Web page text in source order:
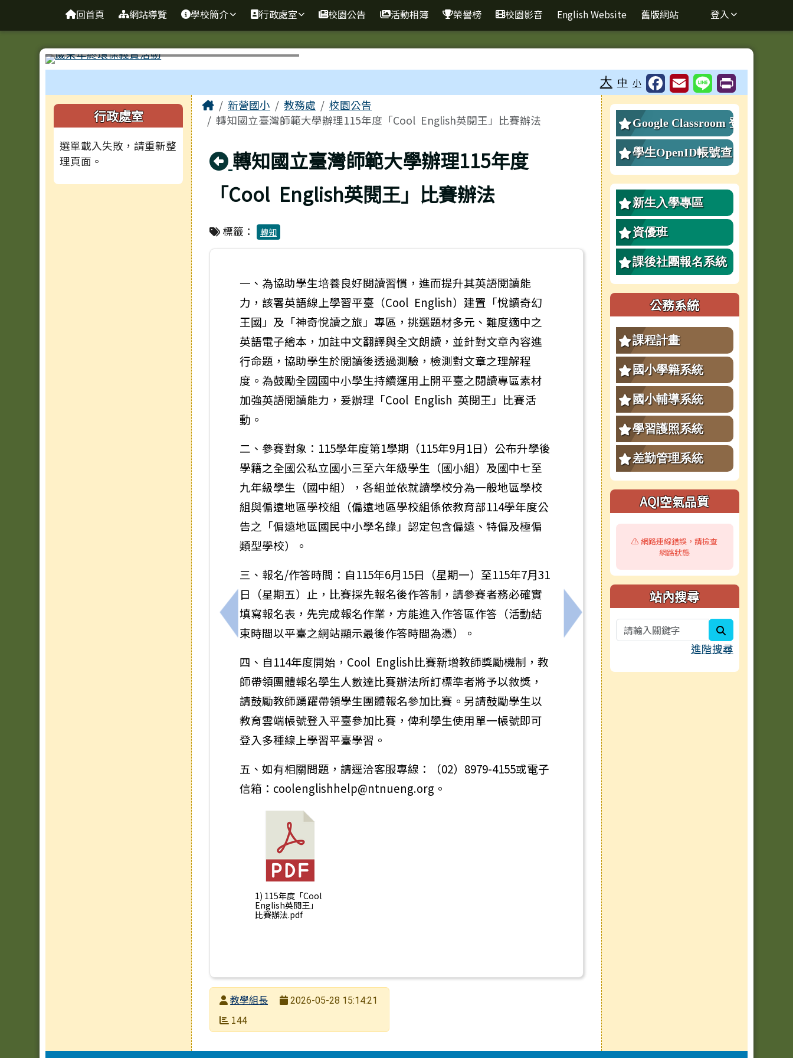
臺南市新營國小
回首頁 網站導覽 學校簡介 行政處室 校園公告 活動相簿 榮譽榜 校園影音 English Website 舊版網站 登入
⏸
大 中 小
左邊區域內容
行政處室
選單載入失敗，請重新整
理頁面。
主內容區域
Home新營國小 教務處
校園公告
轉知國立臺灣師範大學辦理115年度「Cool English英閱王」比賽辦法
回上頁
轉知國立臺灣師範大學辦理115年度
「Cool English英閱王」比賽辦法
標籤： 轉知
上一筆：轉知國立高雄師範大學辦理115年度「國民小學教師加註語文領域臺灣台語(閩南語文)專長26學分班」訊息
一、為協助學生培養良好閱讀習慣，進而提升其英語閱讀能
力，該署英語線上學習平臺（Cool English）建置「悅讀奇幻
王國」及「神奇悅讀之旅」專區，挑選題材多元、難度適中之
英語電子繪本，加註中文翻譯與全文朗讀，並針對文章內容進
行命題，協助學生於閱讀後透過測驗，檢測對文章之理解程
度。為鼓勵全國國中小學生持續運用上開平臺之閱讀專區素材
加強英語閱讀能力，爰辦理「Cool English 英閱王」比賽活
動。
二、參賽對象：115學年度第1學期（115年9月1日）公布升學後
學籍之全國公私立國小三至六年級學生（國小組）及國中七至
九年級學生（國中組），各組並依就讀學校分為一般地區學校
組與偏遠地區學校組（偏遠地區學校組係依教育部114學年度公
告之「偏遠地區國民中小學名錄」認定包含偏遠、特偏及極偏
類型學校）。
三、報名/作答時間：自115年6月15日（星期一）至115年7月31
日（星期五）止，比賽採先報名後作答制，請參賽者務必確實
填寫報名表，先完成報名作業，方能進入作答區作答（活動結
束時間以平臺之網站顯示最後作答時間為憑）。
四、自114年度開始，Cool English比賽新增教師獎勵機制，教
師帶領團體報名學生人數達比賽辦法所訂標準者將予以敘獎，
請鼓勵教師踴躍帶領學生團體報名參加比賽。另請鼓勵學生以
教育雲端帳號登入平臺參加比賽，俾利學生使用單一帳號即可
登入多種線上學習平臺學習。
五、如有相關問題，請逕洽客服專線：（02）8979-4155或電子
信箱：coolenglishhelp@ntnueng.org。
1) 115年度「Cool
English英閱王」
比賽辦法.pdf
下一筆：教育部委請臺北市立大學辦理「115
發布者教學組長
發布日期
2026-05-28 15:14:21
瀏覽次數
144
右邊區域內容
Google Classroom 登
入
學生OpenID帳號查
詢、重設密碼
新生入學專區
資優班
課後社團報名系統
公務系統
課程計畫
國小學籍系統
國小輔導系統
學習護照系統
差勤管理系統
AQI空氣品質
⚠️ 網路連線錯誤，請檢查
網路狀態
站內搜尋
進階搜尋
頁尾區域